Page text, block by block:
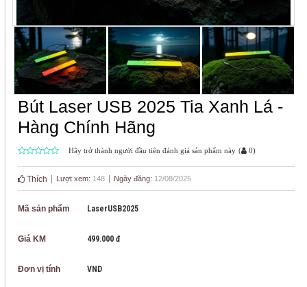
Bút Laser USB 2025 Tia Xanh Lá -
Hàng Chính Hãng
Hãy trở thành người đầu tiên đánh giá sản phẩm này ( 0)
Thích Lượt xem: 148 Ngày đăng: 12/08/2025
Mã sản phẩm LaserUSB2025
Giá KM 499.000 đ
Đơn vị tính VND